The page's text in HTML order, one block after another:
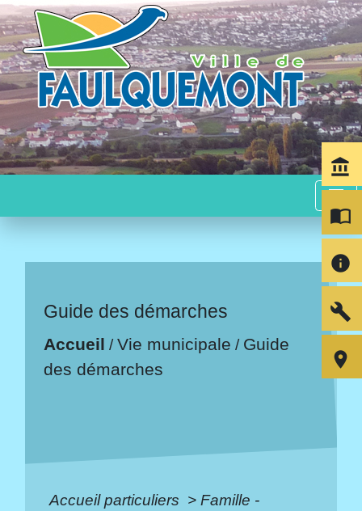
menu
Guide des démarches
Accueil /Vie municipale / Guide
des démarches
Accueil particuliers > Famille -
account_balance
import_contacts
info
build
room